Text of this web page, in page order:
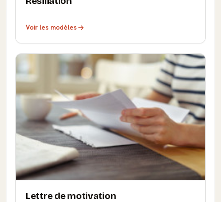
Voir les modèles
Lettre de motivation